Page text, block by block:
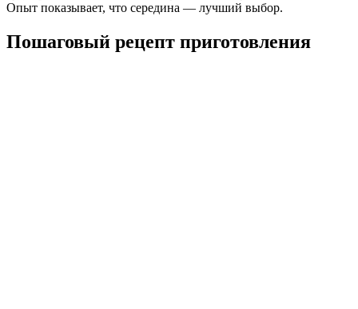
Опыт показывает, что середина — лучший выбор.
Пошаговый рецепт приготовления